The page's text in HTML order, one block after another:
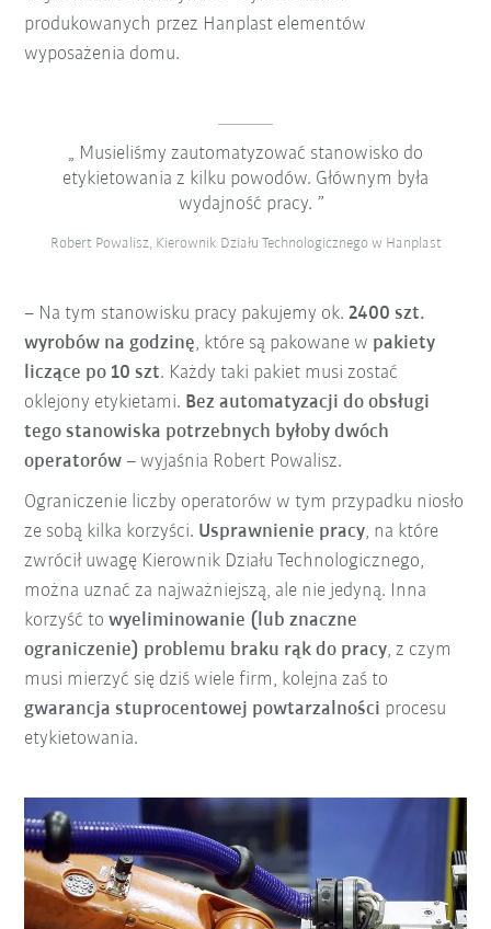
produkowanych przez Hanplast elementów
wyposażenia domu.
Musieliśmy zautomatyzować stanowisko do
etykietowania z kilku powodów. Głównym była
wydajność pracy.
Robert Powalisz, Kierownik Działu Technologicznego w Hanplast
– Na tym stanowisku pracy pakujemy ok.2400 szt.
wyrobów na godzinę, które są pakowane w pakiety
liczące po 10 szt. Każdy taki pakiet musi zostać
oklejony etykietami. Bez automatyzacji do obsługi
tego stanowiska potrzebnych byłoby dwóch
operatorów – wyjaśnia Robert Powalisz.
Ograniczenie liczby operatorów w tym przypadku niosło
ze sobą kilka korzyści. Usprawnienie pracy, na które
zwrócił uwagę Kierownik Działu Technologicznego,
można uznać za najważniejszą, ale nie jedyną. Inna
korzyść towyeliminowanie (lub znaczne
ograniczenie) problemu braku rąk do pracy, z czym
musi mierzyć się dziś wiele firm, kolejna zaś to
gwarancja stuprocentowej powtarzalności procesu
etykietowania.